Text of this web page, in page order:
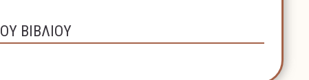
ΒΙΒΛΙΟΥ